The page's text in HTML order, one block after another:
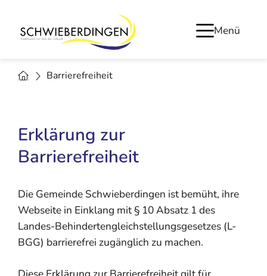
Menü
Barrierefreiheit
Erklärung zur
Barrierefreiheit
Die Gemeinde Schwieberdingen ist bemüht, ihre
Webseite in Einklang mit § 10 Absatz 1 des
Landes-Behindertengleichstellungsgesetzes (L-
BGG) barrierefrei zugänglich zu machen.